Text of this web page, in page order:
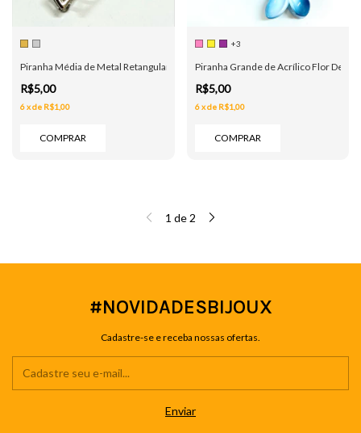
Piranha Média de Metal Retangular - Dourada e Prata
R$5,00
6xde R$1,00
COMPRAR
+3
Piranha Grande de Acrílico Flor
R$5,00
6 xde R$1,00
COMPRAR
1 de 2
#NOVIDADESBIJOUX
Cadastre-se e receba nossas ofertas.